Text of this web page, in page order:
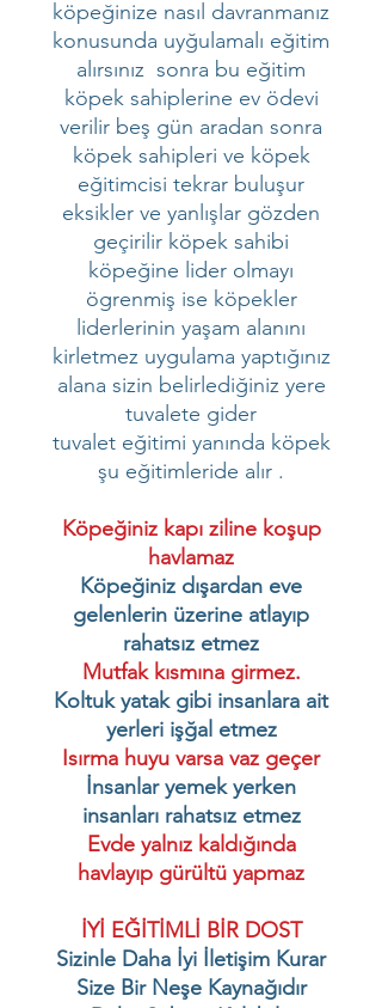
köpeğinize nasıl davranmanız
konusunda uyğulamalı eğitim
alırsınız sonra bu eğitim
köpek sahiplerine ev ödevi
verilir beş gün aradan sonra
köpek sahipleri ve köpek
eğitimcisi tekrar buluşur
eksikler ve yanlışlar gözden
geçirilir köpek sahibi
köpeğine lider olmayı
ögrenmiş ise köpekler
liderlerinin yaşam alanını
kirletmez uygulama yaptığınız
alana sizin belirlediğiniz yere
tuvalete gider
tuvalet eğitimi yanında köpek
şu eğitimleride alır .
Köpeğiniz kapı ziline koşup
havlamaz
Köpeğiniz dışardan eve
gelenlerin üzerine atlayıp
rahatsız etmez
Mutfak kısmına girmez.
Koltuk yatak gibi insanlara ait
yerleri işğal etmez
Isırma huyu varsa vaz geçer
İnsanlar yemek yerken
insanları rahatsız etmez
Evde yalnız kaldığında
havlayıp gürültü yapmaz
İYİ EĞİTİMLİ BİR DOST
Sizinle Daha İyi İletişim Kurar
Size Bir Neşe Kaynağıdır